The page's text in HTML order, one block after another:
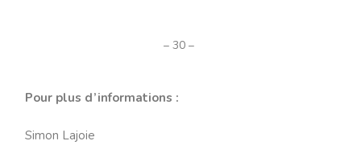
– 30 –
Pour plus d’informations :
Simon Lajoie